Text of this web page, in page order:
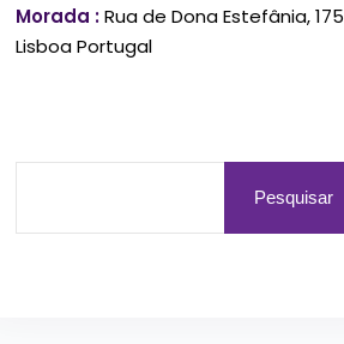
Morada :Rua de Dona Estefânia, 175
Lisboa Portugal
Pesquisar